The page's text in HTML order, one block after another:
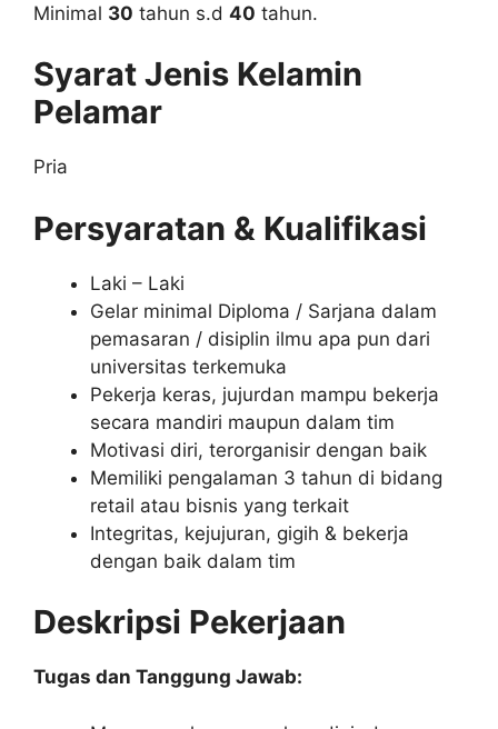
Minimal 30 tahun s.d 40 tahun.
Syarat Jenis Kelamin
Pelamar
Pria
Persyaratan & Kualifikasi
Laki – Laki
Gelar minimal Diploma / Sarjana dalam
pemasaran / disiplin ilmu apa pun dari
universitas terkemuka
Pekerja keras, jujur​​dan mampu bekerja
secara mandiri maupun dalam tim
Motivasi diri, terorganisir dengan baik
Memiliki pengalaman 3 tahun di bidang
retail atau bisnis yang terkait
Integritas, kejujuran, gigih & bekerja
dengan baik dalam tim
Deskripsi Pekerjaan
Tugas dan Tanggung Jawab: